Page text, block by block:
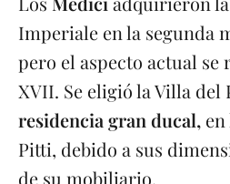
Imperiale en la segunda
pero el aspecto actual se
XVII. Se eligió la Villa del
residencia gran ducal,
Pitti, debido a sus
de su mobiliario.